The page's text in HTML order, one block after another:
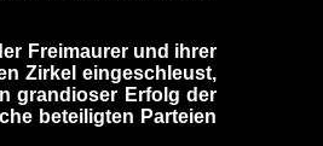
Freimaurer und ihrer
Zirkel eingeschleust,
grandioser Erfolg der
beteiligten Parteien